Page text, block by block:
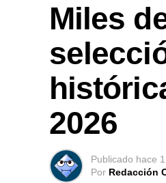
Miles
2026
Publicado hace
Por Redacción